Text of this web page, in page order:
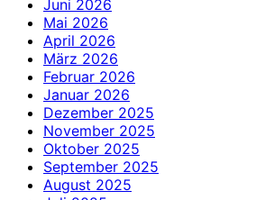
Juni 2026
Mai 2026
April 2026
März 2026
Februar 2026
Januar 2026
Dezember 2025
November 2025
Oktober 2025
September 2025
August 2025